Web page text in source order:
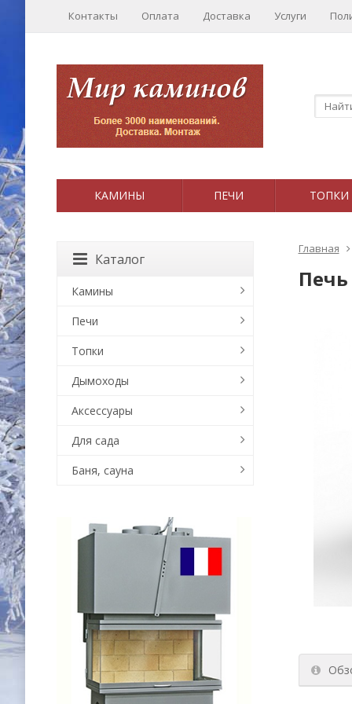
Контакты Оплата Доставка Услуги
КАМИНЫ ПЕЧИ ТОПКИ
Главная
Печь
Каталог
Камины
Печи
Топки
Дымоходы
Аксессуары
Для сада
Баня, сауна